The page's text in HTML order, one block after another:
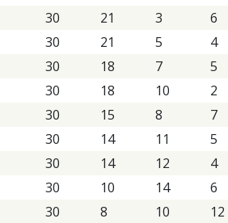
30 21 3 6
30 21 5 4
30 18 7 5
30 18 10 2
30 15 8 7
30 14 11 5
30 14 12 4
30 10 14 6
30 8 10 12